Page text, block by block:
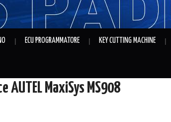
ECU PROGRAMMATORE KEY CUTTING MACHINE
AUTEL MaxiSys MS908